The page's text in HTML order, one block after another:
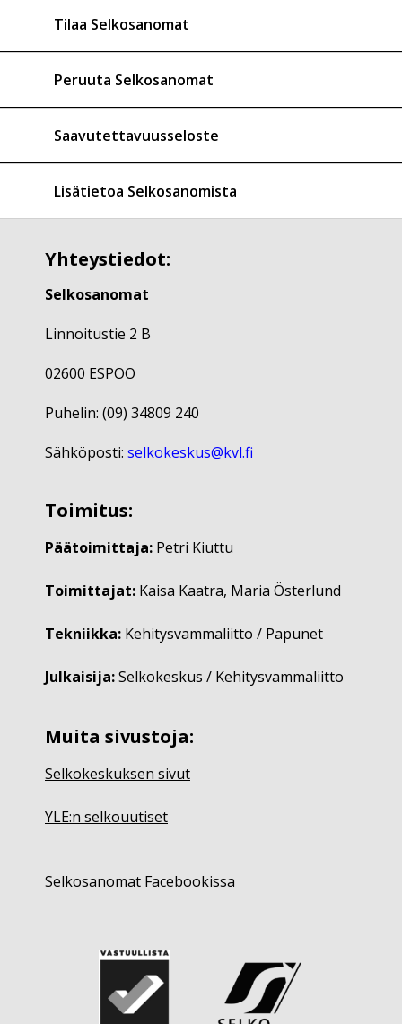
Tilaa Selkosanomat
Peruuta Selkosanomat
Saavutettavuusseloste
Lisätietoa Selkosanomista
Yhteystiedot:
Selkosanomat
Linnoitustie 2 B
02600 ESPOO
Puhelin: (09) 34809 240
Sähköposti: selkokeskus@kvl.fi
Toimitus:
Päätoimittaja: Petri Kiuttu
Toimittajat: Kaisa Kaatra, Maria Österlund
Tekniikka: Kehitysvammaliitto / Papunet
Julkaisija:Selkokeskus / Kehitysvammaliitto
Muita sivustoja:
Selkokeskuksen sivut
YLE:n selkouutiset
Selkosanomat Facebookissa